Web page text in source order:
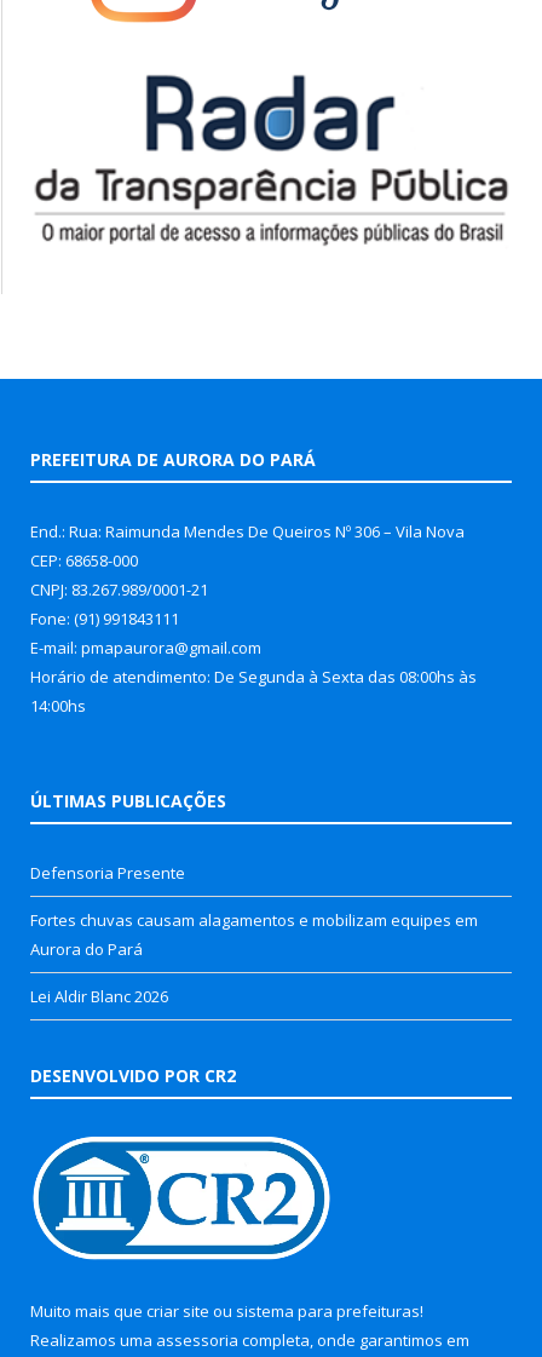
PREFEITURA DE AURORA DO PARÁ
End.: Rua: Raimunda Mendes De Queiros Nº 306 – Vila Nova
CEP: 68658-000
CNPJ: 83.267.989/0001-21
Fone: (91) 991843111
E-mail: pmapaurora@gmail.com
Horário de atendimento: De Segunda à Sexta das 08:00hs às
14:00hs
ÚLTIMAS PUBLICAÇÕES
Defensoria Presente
Fortes chuvas causam alagamentos e mobilizam equipes em
Aurora do Pará
Lei Aldir Blanc 2026
DESENVOLVIDO POR CR2
Muito mais que criar site ou sistema para prefeituras!
Realizamos uma assessoria completa, onde garantimos em